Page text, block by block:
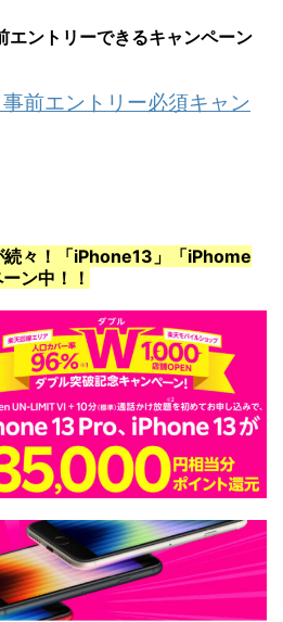
エントリーできるキャンペーン
前エントリー必須キャン
続々！「iPhone13」「iPhome
ン中！！